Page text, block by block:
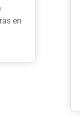
en